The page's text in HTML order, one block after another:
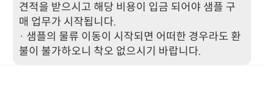
견적을 받으시고 해당 비용이 입금 되어야 샘플 구
매 업무가 시작됩니다.
· 샘플의 물류 이동이 시작되면 어떠한 경우라도 환
불이 불가하오니 착오 없으시기 바랍니다.